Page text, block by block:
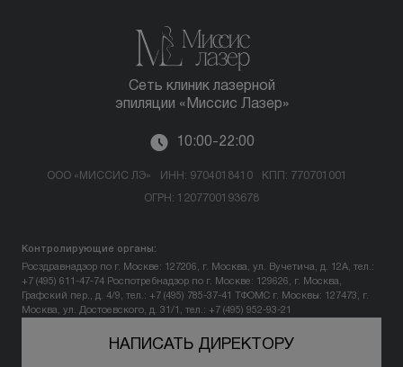
Сеть клиник лазерной
эпиляции «Миссис Лазер»
10:00-22:00
ООО «МИССИС ЛЭ» ИНН: 9704018410 КПП: 770701001
ОГРН: 1207700193678
Контролирующие органы:
Росздравнадзор по г. Москве: 127206, г. Москва, ул. Вучетича, д. 12А, тел.:
+7 (495) 611-47-74 Роспотребнадзор по г. Москве: 129626, г. Москва,
Графский пер., д. 4/9, тел.: +7 (495) 785-37-41
ТФОМС г. Москвы: 127473, г.
Москва, ул. Достоевского, д. 31/1, тел.: +7 (495) 952-93-21
НАПИСАТЬ ДИРЕКТОРУ